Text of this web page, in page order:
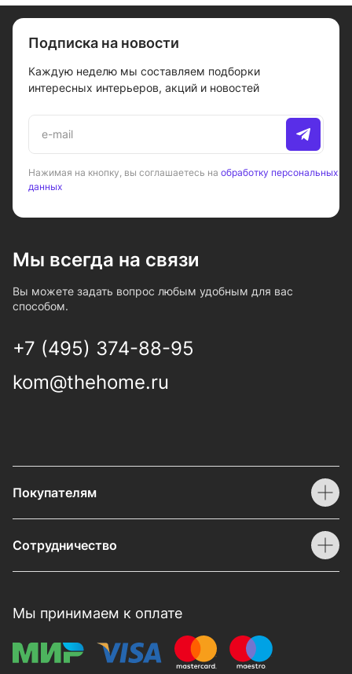
Подписка на новости
Каждую неделю мы составляем подборки
интересных интерьеров, акций и новостей
Нажимая на кнопку, вы соглашаетесь на обработку персональных
данных
Мы всегда на связи
Вы можете задать вопрос любым удобным для вас
способом.
+7 (495) 374-88-95
kom@thehome.ru
Покупателям
Сотрудничество
Мы принимаем к оплате